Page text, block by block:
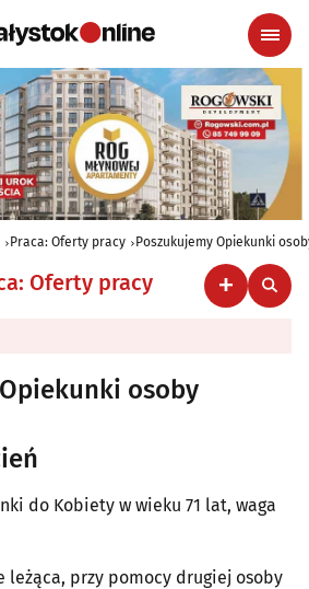
Praca: Oferty pracy Poszukujemy Opiekunki
Oferty pracy
osoby
do Kobiety w wieku 71 lat, waga
leżąca, przy pomocy drugiej osoby